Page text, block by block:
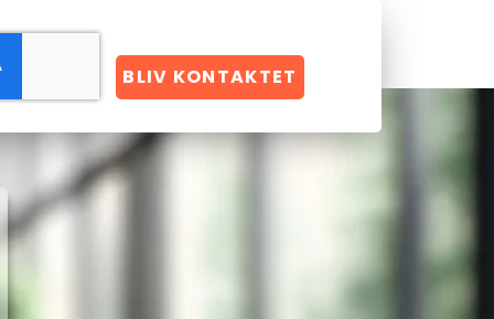
BLIV KONTAKTET